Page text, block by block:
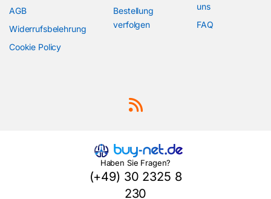
AGB
Widerrufsbelehrung
Cookie Policy
Bestellung
verfolgen
uns
FAQ
Haben Sie Fragen?
(+49) 30 2325 8
230